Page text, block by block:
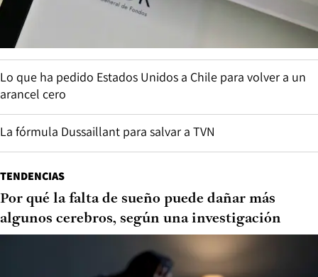
Lo que ha pedido Estados Unidos a Chile para volver a un
arancel cero
La fórmula Dussaillant para salvar a TVN
TENDENCIAS
Por qué la falta de sueño puede dañar más
algunos cerebros, según una investigación